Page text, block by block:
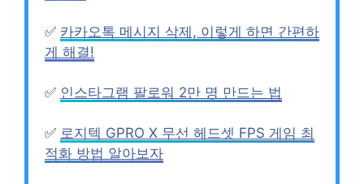
✅ 카카오톡 메시지 삭제, 이렇게 하면 간편하
게 해결!
✅ 인스타그램 팔로워 2만 명 만드는 법
✅ 로지텍 GPRO X 무선 헤드셋 FPS 게임 최
적화 방법 알아보자